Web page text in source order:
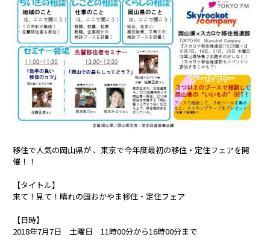
移住で人気の岡山県が 、東京で今年度最初の移住・定住フェアを開
催！！
【タイトル】
来て！見て！晴れの国おかやま移住・定住フェア
【日時】
2018年7月7日 土曜日 11時00分から16時00分まで